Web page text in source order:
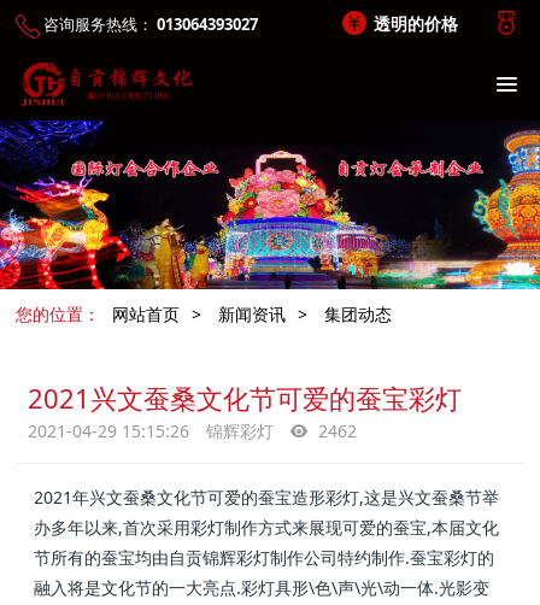
咨询服务热线： 013064393027 透明的价格
您的位置： 网站首页 > 新闻资讯 > 集团动态
2021兴文蚕桑文化节可爱的蚕宝彩灯
2021-04-29 15:15:26 锦辉彩灯 2462
2021年兴文蚕桑文化节可爱的蚕宝造形彩灯,这是兴文蚕桑节举
办多年以来,首次采用彩灯制作方式来展现可爱的蚕宝,本届文化
节所有的蚕宝均由自贡锦辉彩灯制作公司特约制作.蚕宝彩灯的
融入将是文化节的一大亮点.彩灯具形\色\声\光\动一体.光影变